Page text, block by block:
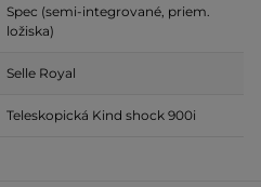
Spec (semi-integrované, priem.
ložiska)
Selle Royal
Teleskopická Kind shock 900i